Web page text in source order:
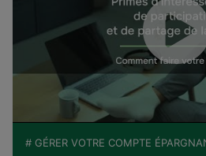
# GÉRER VOTRE COMPTE